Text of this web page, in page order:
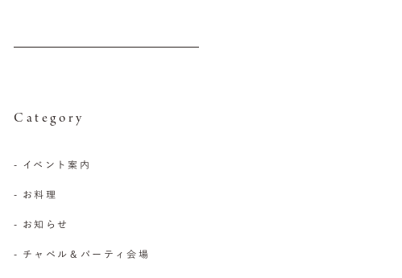
Category
- イベント案内
- お料理
- お知らせ
- チャペル＆パーティ会場